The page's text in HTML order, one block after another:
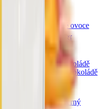
Lyofilizované ovoce
Další
V bílé čokoládě
trubičky máčené v čokoládě
OstružinyČerný